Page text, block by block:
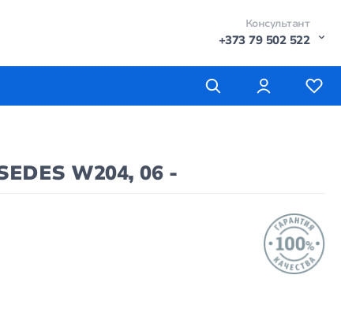
Консультант
+373 79 502 522
W204, 06 -